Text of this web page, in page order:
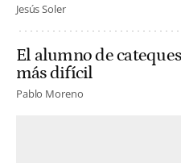
Jesús Soler
El alumno de
más difícil
Pablo Moreno